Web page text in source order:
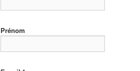
Prénom